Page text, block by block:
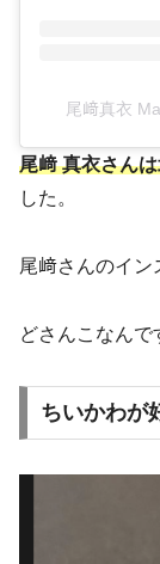
尾﨑真衣
尾﨑 真衣さん
した。
尾﨑さんのイン
どさんこなんで
ちいかわが